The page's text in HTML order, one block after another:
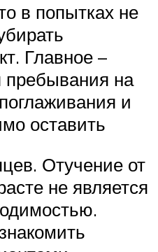
в попытках не
Главное –
пребывания на
и
оставить
Отучение от
не является